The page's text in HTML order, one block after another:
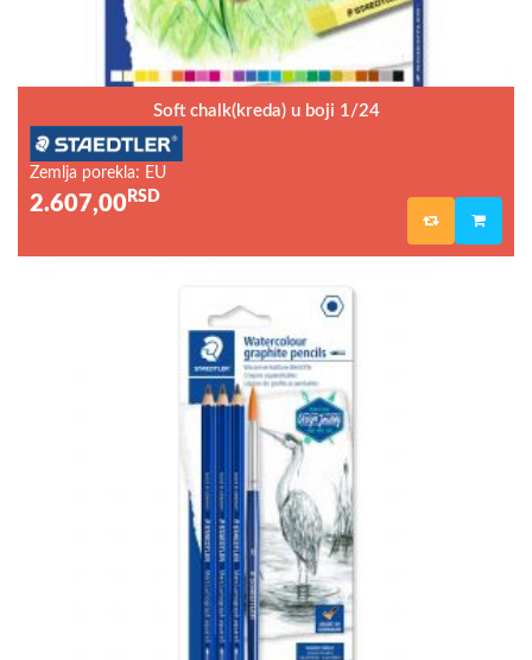
Soft chalk(kreda) u boji 1/24
Zemlja porekla: EU
2.607,00 RSD